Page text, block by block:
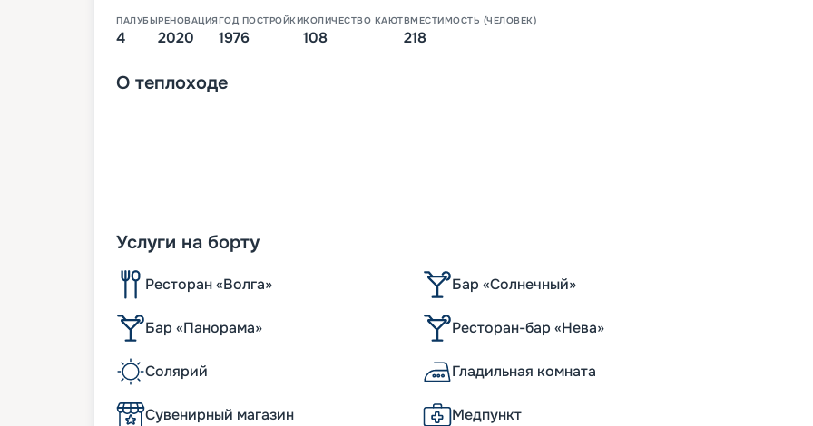
ПАЛУБЫ
4
РЕНОВАЦИЯ
2020
ГОД ПОСТРОЙКИ
1976
КОЛИЧЕСТВО КАЮТ
108
ВМЕСТИМОСТЬ (ЧЕЛОВЕК)
218
О теплоходе
Услуги на борту
Ресторан «Волга» Бар «Солнечный»
Бар «Панорама» Ресторан-бар «Нева»
Солярий Гладильная комната
Сувенирный магазин Медпункт